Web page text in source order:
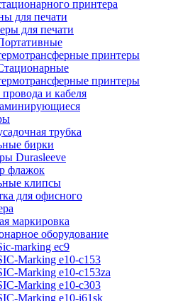
принтера
для печати
для печати
принтеры
принтеры
и кабеля
трубка
бирки
Durasleeve
флажок
клипсы
для офисного
маркировка
оборудование
marking ec9
Marking e10-c153
Marking e10-c153za
Marking e10-c303
Marking e10-i61sk